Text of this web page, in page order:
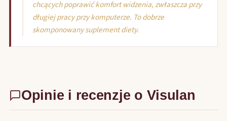
chcących poprawić komfort widzenia, zwłaszcza przy
długiej pracy przy komputerze. To dobrze
skomponowany suplement diety.
Opinie i recenzje o Visulan